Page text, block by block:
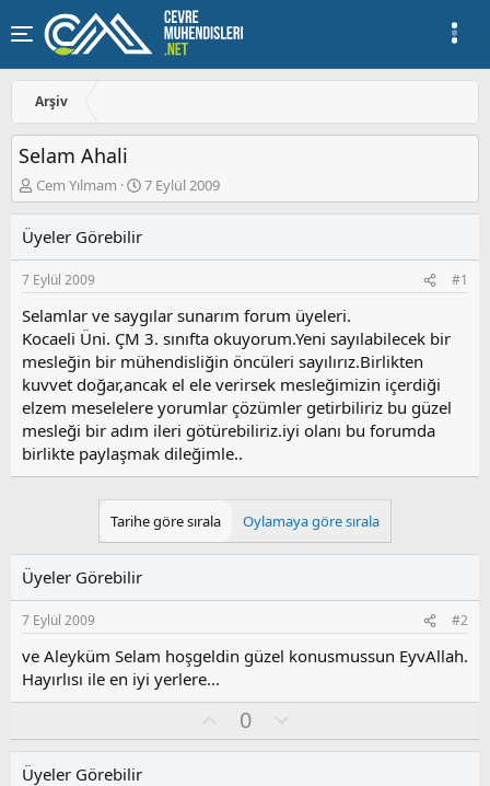
Arşiv
Selam Ahali
K
o
u
y
u
a
ş
l
a
t
a
n
Cem Yılmam
B
a
a
ı
ç
t
a
r
h
i
7 Eylül 2009
Üyeler Görebilir
7 Eylül 2009 #1
Selamlar ve saygılar sunarım forum üyeleri.
Kocaeli Üni. ÇM 3. sınıfta okuyorum.Yeni sayılabilecek bir
mesleğin bir mühendisliğin öncüleri sayılırız.Birlikten
kuvvet doğar,ancak el ele verirsek mesleğimizin içerdiği
elzem meselelere yorumlar çözümler getirbiliriz bu güzel
mesleği bir adım ileri götürebiliriz.iyi olanı bu forumda
birlikte paylaşmak dileğimle..
Tarihe göre sırala Oylamaya göre sırala
Üyeler Görebilir
7 Eylül 2009 #2
ve Aleyküm Selam hoşgeldin güzel konusmussun EyvAllah.
Hayırlısı ile en iyi yerlere...
y
0
l
Üyeler Görebilir